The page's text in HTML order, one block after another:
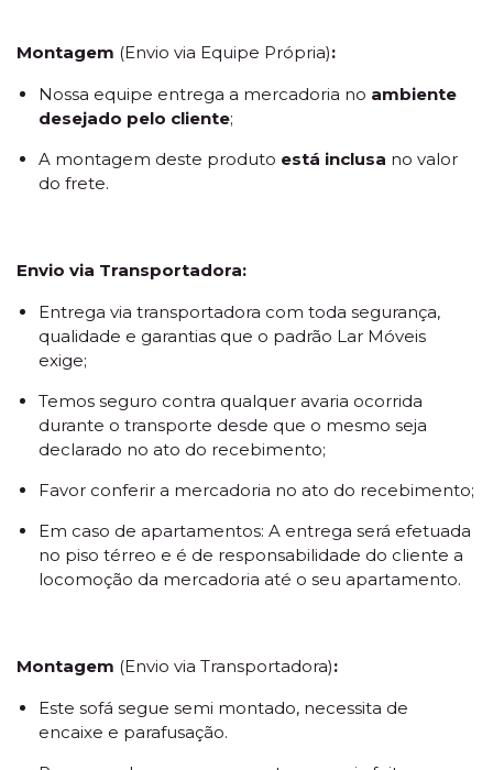
Montagem (Envio via Equipe Própria):
Nossa equipe entrega a mercadoria no ambiente
desejado pelo cliente;
A montagem deste produto está inclusa no valor
do frete.
Envio via Transportadora:
Entrega via transportadora com toda segurança,
qualidade e garantias que o padrão Lar Móveis
exige;
Temos seguro contra qualquer avaria ocorrida
durante o transporte desde que o mesmo seja
declarado no ato do recebimento;
Favor conferir a mercadoria no ato do recebimento;
Em caso de apartamentos: A entrega será efetuada
no piso térreo e é de responsabilidade do cliente a
locomoção da mercadoria até o seu apartamento.
Montagem (Envio via Transportadora):
Este sofá segue semi montado, necessita de
encaixe e parafusação.